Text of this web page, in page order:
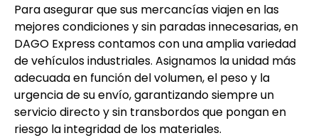
Para asegurar que sus mercancías viajen en las
mejores condiciones y sin paradas innecesarias, en
DAGO Express contamos con una amplia variedad
de vehículos industriales. Asignamos la unidad más
adecuada en función del volumen, el peso y la
urgencia de su envío, garantizando siempre un
servicio directo y sin transbordos que pongan en
riesgo la integridad de los materiales.